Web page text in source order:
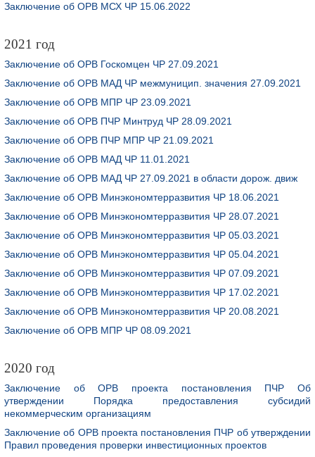
Заключение об ОРВ МСХ ЧР 15.06.2022
2021 год
Заключение об ОРВ Госкомцен ЧР 27.09.2021
Заключение об ОРВ МАД ЧР межмуницип. значения 27.09.2021
Заключение об ОРВ МПР ЧР 23.09.2021
Заключение об ОРВ ПЧР Минтруд ЧР 28.09.2021
Заключение об ОРВ ПЧР МПР ЧР 21.09.2021
Заключение об ОРВ МАД ЧР 11.01.2021
Заключение об ОРВ МАД ЧР 27.09.2021 в области дорож. движ
Заключение об ОРВ Минэкономтерразвития ЧР 18.06.2021
Заключение об ОРВ Минэкономтерразвития ЧР 28.07.2021
Заключение об ОРВ Минэкономтерразвития ЧР 05.03.2021
Заключение об ОРВ Минэкономтерразвития ЧР 05.04.2021
Заключение об ОРВ Минэкономтерразвития ЧР 07.09.2021
Заключение об ОРВ Минэкономтерразвития ЧР 17.02.2021
Заключение об ОРВ Минэкономтерразвития ЧР 20.08.2021
Заключение об ОРВ МПР ЧР 08.09.2021
2020 год
Заключение об ОРВ проекта постановления ПЧР Об
утверждении Порядка предоставления субсидий
некоммерческим организациям
Заключение об ОРВ проекта постановления ПЧР об утверждении
Правил проведения проверки инвестиционных проектов